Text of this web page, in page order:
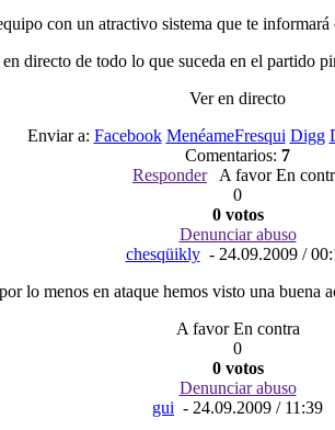
con un atractivo sistema que te
directo de todo lo que suceda en el partido
Ver en directo
Enviar a: Facebook MenéameFresqui Digg
Comentarios: 7
ResponderA favor En
0
0 votos
Denunciar abuso
chesqüikly - 24.09.2009 /
lo menos en ataque hemos visto una
A favor En contra
0
0 votos
Denunciar abuso
gui - 24.09.2009 / 11:39